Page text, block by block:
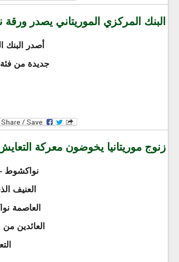
البنك المركزي الموريتاني يصدر ورقة
أصدر البنك
زنوج موريتانيا يخوضون معركة
نواكشوط
العنيف
العاصمة
العائدين